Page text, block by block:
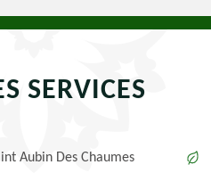
SERVICES
Aubin Des Chaumes